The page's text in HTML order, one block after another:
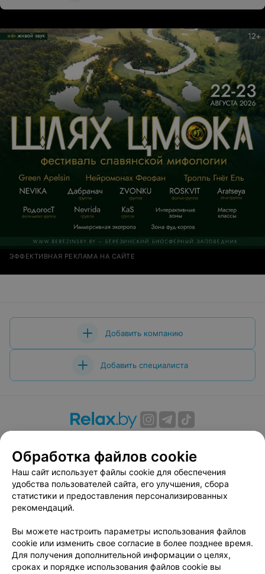
ЭФФЕКТИВНАЯ РЕКЛАМА НА САЙТЕ
Добавить компанию
Добавить специалиста
Вакансии
Публичный договор
Способы оплаты
Публичный договор по использованию сервиса
«Афиша»
Пользовательское соглашение
Связаться по вопросам сотрудничества
Написать руководителю relax.by
Персональные настройки cookie
Обработка файлов cookie
Наш сайт использует файлы cookie для обеспечения
удобства пользователей сайта, его улучшения, сбора
статистики и предоставления персонализированных
рекомендаций.
Вы можете настроить параметры использования файлов
cookie или изменить свое согласие в более позднее время.
Для получения дополнительной информации о целях,
сроках и порядке использования файлов cookie вы